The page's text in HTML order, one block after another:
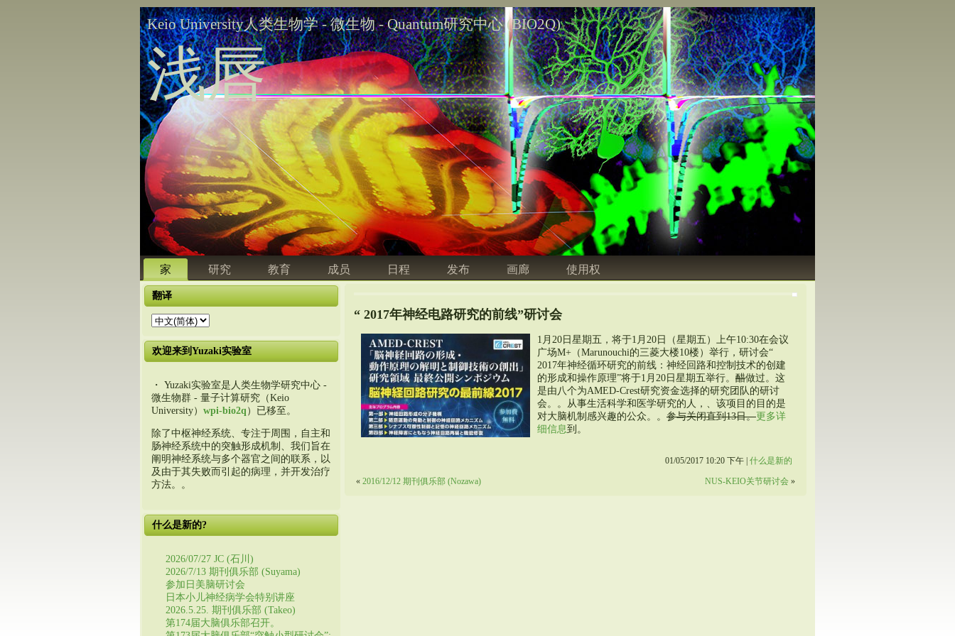
Keio University人类生物学 - 微生物 - Quantum研究中心 (BIO2Q)
浅唇
家 研究 教育 成员 日程 发布 画廊 使用权
翻译
欢迎来到Yuzaki实验室
・ Yuzaki实验室是人类生物学研究中心 -
微生物群 - 量子计算研究（Keio
University） wpi-bio2q ）已移至。
除了中枢神经系统、专注于周围，自主和
肠神经系统中的突触形成机制、我们旨在
阐明神经系统与多个器官之间的联系，以
及由于其失败而引起的病理，并开发治疗
方法。。
什么是新的?
2026/07/27 JC (石川)
2026/7/13 期刊俱乐部 (Suyama)
参加日美脑研讨会
日本小儿神经病学会特别讲座
2026.5.25. 期刊俱乐部 (Takeo)
第174届大脑俱乐部召开。
“ 2017年神经电路研究的前线”研讨会
1月20日星期五，将于1月20日（星期五）上午10:30在会议
广场M+（Marunouchi的三菱大楼10楼）举行，研讨会“
2017年神经循环研究的前线：神经回路和控制技术的创建
的形成和操作原理”将于1月20日星期五举行。 醋做过。这
是由八个为AMED-Crest研究资金选择的研究团队的研讨
会。。从事生活科学和医学研究的人，、该项目的目的是
对大脑机制感兴趣的公众。。 参与关闭直到13日。更多详
细信息到。
01/05/2017 10:20 下午 |什么是新的
« 2016/12/12 期刊俱乐部 (Nozawa) NUS-KEIO关节研讨会»